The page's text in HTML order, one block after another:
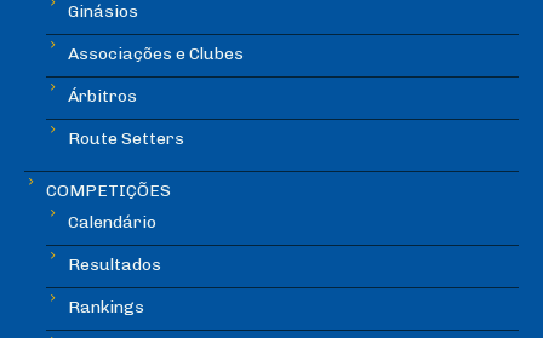
Ginásios
Associações e Clubes
Árbitros
Route Setters
COMPETIÇÕES
Calendário
Resultados
Rankings